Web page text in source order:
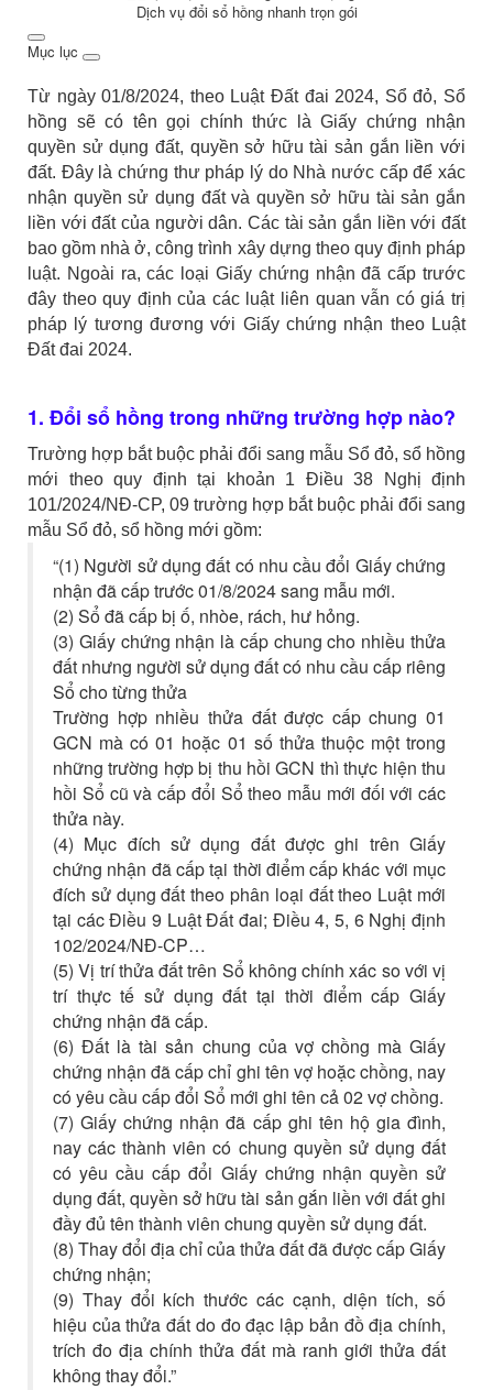
Dịch vụ đổi sổ hồng nhanh trọn gói
Mục lục
Từ ngày 01/8/2024, theo Luật Đất đai 2024, Sổ đỏ, Sổ
hồng sẽ có tên gọi chính thức là Giấy chứng nhận
quyền sử dụng đất, quyền sở hữu tài sản gắn liền với
đất. Đây là chứng thư pháp lý do Nhà nước cấp để xác
nhận quyền sử dụng đất và quyền sở hữu tài sản gắn
liền với đất của người dân. Các tài sản gắn liền với đất
bao gồm nhà ở, công trình xây dựng theo quy định pháp
luật. Ngoài ra, các loại Giấy chứng nhận đã cấp trước
đây theo quy định của các luật liên quan vẫn có giá trị
pháp lý tương đương với Giấy chứng nhận theo Luật
Đất đai 2024.
1. Đổi sổ hồng trong những trường hợp nào?
Trường hợp bắt buộc phải đổi sang mẫu Sổ đỏ, sổ hồng
mới theo quy định tại khoản 1 Điều 38 Nghị định
101/2024/NĐ-CP, 09 trường hợp bắt buộc phải đổi sang
mẫu Sổ đỏ, sổ hồng mới gồm:
“(1) Người sử dụng đất có nhu cầu đổi Giấy chứng
nhận đã cấp trước 01/8/2024 sang mẫu mới.
(2) Sổ đã cấp bị ố, nhòe, rách, hư hỏng.
(3) Giấy chứng nhận là cấp chung cho nhiều thửa
đất nhưng người sử dụng đất có nhu cầu cấp riêng
Sổ cho từng thửa
Trường hợp nhiều thửa đất được cấp chung 01
GCN mà có 01 hoặc 01 số thửa thuộc một trong
những trường hợp bị thu hồi GCN thì thực hiện thu
hồi Sổ cũ và cấp đổi Sổ theo mẫu mới đối với các
thửa này.
(4) Mục đích sử dụng đất được ghi trên Giấy
chứng nhận đã cấp tại thời điểm cấp khác với mục
đích sử dụng đất theo phân loại đất theo Luật mới
tại các Điều 9 Luật Đất đai; Điều 4, 5, 6 Nghị định
102/2024/NĐ-CP…
(5) Vị trí thửa đất trên Sổ không chính xác so với vị
trí thực tế sử dụng đất tại thời điểm cấp Giấy
chứng nhận đã cấp.
(6) Đất là tài sản chung của vợ chồng mà Giấy
chứng nhận đã cấp chỉ ghi tên vợ hoặc chồng, nay
có yêu cầu cấp đổi Sổ mới ghi tên cả 02 vợ chồng.
(7) Giấy chứng nhận đã cấp ghi tên hộ gia đình,
nay các thành viên có chung quyền sử dụng đất
có yêu cầu cấp đổi Giấy chứng nhận quyền sử
dụng đất, quyền sở hữu tài sản gắn liền với đất ghi
đầy đủ tên thành viên chung quyền sử dụng đất.
(8) Thay đổi địa chỉ của thửa đất đã được cấp Giấy
chứng nhận;
(9) Thay đổi kích thước các cạnh, diện tích, số
hiệu của thửa đất do đo đạc lập bản đồ địa chính,
trích đo địa chính thửa đất mà ranh giới thửa đất
không thay đổi.”